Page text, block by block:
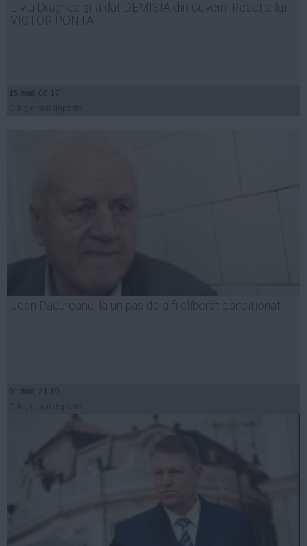
Liviu Dragnea şi-a dat DEMISIA din Guvern. Reacţia lui
VICTOR PONTA
15 mai, 08:17
Jean Pădureanu, la un pas de a fi eliberat condiţionat
01 mai, 21:10